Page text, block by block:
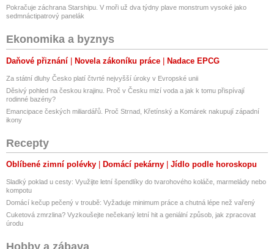
Pokračuje záchrana Starshipu. V moři už dva týdny plave monstrum vysoké jako
sedmnáctipatrový panelák
Ekonomika a byznys
Daňové přiznání Novela zákoníku práce Nadace EPCG
Za státní dluhy Česko platí čtvrté nejvyšší úroky v Evropské unii
Děsivý pohled na českou krajinu. Proč v Česku mizí voda a jak k tomu přispívají
rodinné bazény?
Emancipace českých miliardářů. Proč Strnad, Křetínský a Komárek nakupují západní
ikony
Recepty
Oblíbené zimní polévky Domácí pekárny Jídlo podle horoskopu
Sladký poklad u cesty: Využijte letní špendlíky do tvarohového koláče, marmelády nebo
kompotu
Domácí kečup pečený v troubě: Vyžaduje minimum práce a chutná lépe než vařený
Cuketová zmrzlina? Vyzkoušejte nečekaný letní hit a geniální způsob, jak zpracovat
úrodu